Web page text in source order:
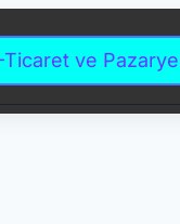
Ticaret ve